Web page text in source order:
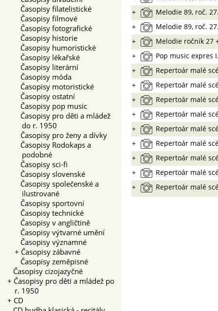
Časopisy filatelistické
Časopisy filmové
Časopisy fotografické
Časopisy historie
Časopisy humoristické
Časopisy lékařské
Časopisy literární
Časopisy móda
Časopisy motoristické
Časopisy ostatní
Časopisy pop music
Časopisy pro děti a mládež
do r. 1950
Časopisy pro ženy a dívky
Časopisy Rodokaps a
podobné
Časopisy sci-fi
Časopisy slovenské
Časopisy společenské a
ilustrované
Časopisy sportovní
Časopisy technické
Časopisy v angličtině
Časopisy výtvarné umění
Časopisy významné
+ Časopisy zábavné
Časopisy zeměpisné
Časopisy cizojazyčné
+ Časopisy pro děti a mládež po
r. 1950
+ CD
+
Melodie 89, roč.
+
Melodie 89, roč.
+
Melodie ročník 27
+
Pop music expres
+
Repertoár malé
+
Repertoár malé
+
Repertoár malé
+
Repertoár malé
+
Repertoár malé
+
Repertoár malé
+
Repertoár malé
+
Repertoár malé
+
Repertoár malé